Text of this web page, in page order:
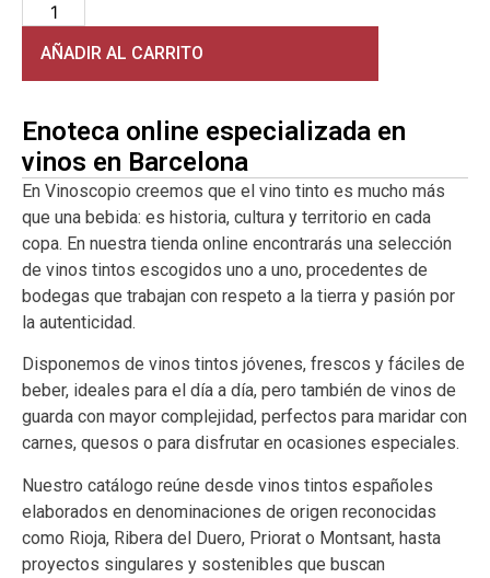
AÑADIR AL CARRITO
Enoteca online especializada en
vinos en Barcelona
En Vinoscopio creemos que el vino tinto es mucho más
que una bebida: es historia, cultura y territorio en cada
copa. En nuestra tienda online encontrarás una selección
de vinos tintos escogidos uno a uno, procedentes de
bodegas que trabajan con respeto a la tierra y pasión por
la autenticidad.
Disponemos de vinos tintos jóvenes, frescos y fáciles de
beber, ideales para el día a día, pero también de vinos de
guarda con mayor complejidad, perfectos para maridar con
carnes, quesos o para disfrutar en ocasiones especiales.
Nuestro catálogo reúne desde vinos tintos españoles
elaborados en denominaciones de origen reconocidas
como Rioja, Ribera del Duero, Priorat o Montsant, hasta
proyectos singulares y sostenibles que buscan